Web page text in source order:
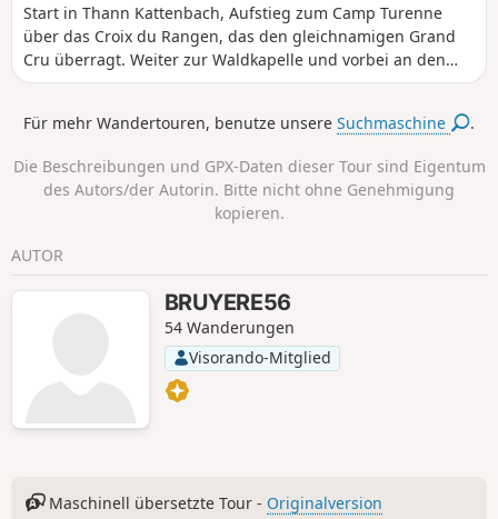
Start in Thann Kattenbach, Aufstieg zum Camp Turenne
über das Croix du Rangen, das den gleichnamigen Grand
Cru überragt. Weiter zur Waldkapelle und vorbei an den
Schutzhütten Rehbrunnel, in der Nähe der Wotaneiche und
dann auf dem Hinweg und zurück zum Rocher Ostein,
benachbarten Vogesen-Gipfel. Abstieg über das Camp des
Pyramides, die Place des Canaris und den Aussichtspunkt
Roche Albert, gefolgt vom Grünen Weg entlang der Thur
und Aufstieg nach Engelbourg (Œil de la Sorcière), um den
Für mehr Wandertouren, benutze unsereSuchmaschine .
Die Beschreibungen und GPX-Daten dieser Tour sind Eigentum
des Autors/der Autorin. Bitte nicht ohne Genehmigung
kopieren.
AUTOR
BRUYERE56
54 Wanderungen
Visorando-Mitglied
Maschinell übersetzte Tour - Originalversion